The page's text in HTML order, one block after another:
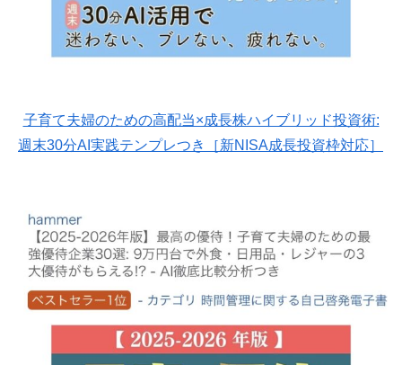
子育て夫婦のための高配当×成長株ハイブリッド投資術:
週末30分AI実践テンプレつき［新NISA成長投資枠対応］